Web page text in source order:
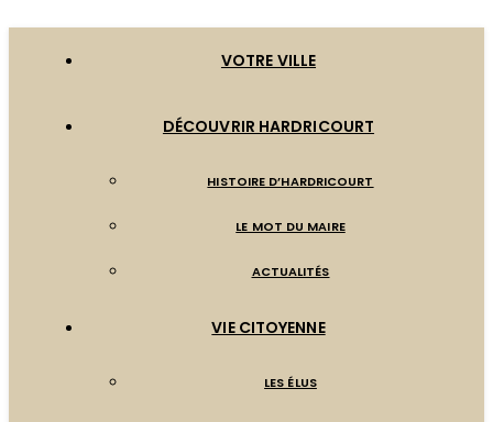
VOTRE VILLE
DÉCOUVRIR HARDRICOURT
HISTOIRE D’HARDRICOURT
LE MOT DU MAIRE
ACTUALITÉS
VIE CITOYENNE
LES ÉLUS